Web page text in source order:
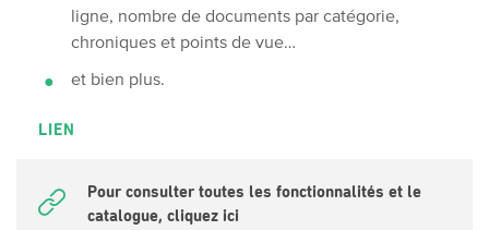
ligne, nombre de documents par catégorie,
chroniques et points de vue…
et bien plus.
LIEN
Pour consulter toutes les fonctionnalités et le
catalogue, cliquez ici